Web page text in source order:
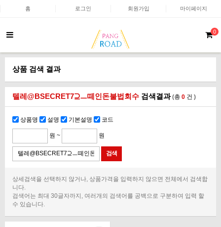
홈 로그인 회원가입 마이페이지
0
상품 검색 결과
텔레@BSECRET7⊇ㅡ떼인돈불법회수 검색결과(총 0 건 )
상품명 설명 기본설명 코드
원 ~ 원
상세검색을 선택하지 않거나, 상품가격을 입력하지 않으면 전체에서 검색합
니다.
검색어는 최대 30글자까지, 여러개의 검색어를 공백으로 구분하여 입력 할
수 있습니다.